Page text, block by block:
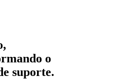
o
suporte.